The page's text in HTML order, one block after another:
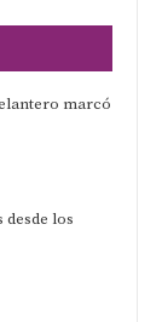
marcó
desde los